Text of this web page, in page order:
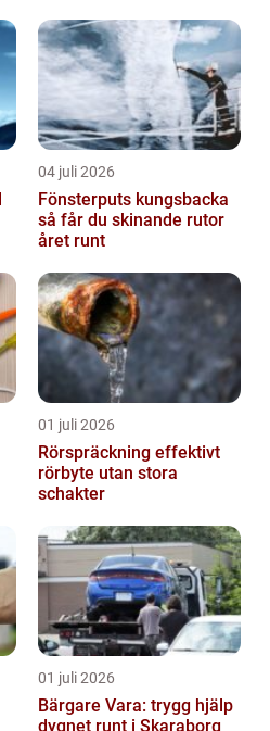
04 juli 2026
Fönsterputs kungsbacka
så får du skinande rutor
året runt
01 juli 2026
Rörspräckning effektivt
rörbyte utan stora
schakter
01 juli 2026
Bärgare Vara: trygg hjälp
dygnet runt i Skaraborg